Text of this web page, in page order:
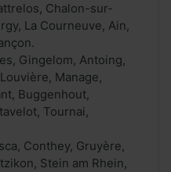
Chalon-sur-
La Courneuve, Ain,
Gingelom, Antoing,
Manage,
Buggenhout,
Tournai,
Conthey, Gruyère,
Stein am Rhein,